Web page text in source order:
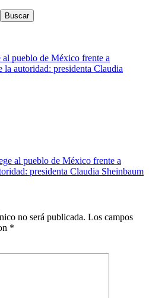
pueblo de México frente a
la autoridad: presidenta Claudia
al pueblo de México frente a
presidenta Claudia Sheinbaum
no será publicada. Los campos
*